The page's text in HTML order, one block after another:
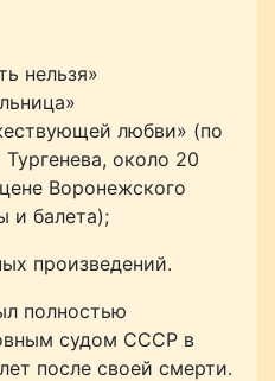
нельзя»
любви» (по
около 20
Воронежского
и балета);
произведений.
полностью
судом СССР в
после своей смерти.